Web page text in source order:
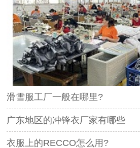
滑雪服工厂一般在哪里?
广东地区的冲锋衣厂家有哪些
衣服上的RECCO怎么用?